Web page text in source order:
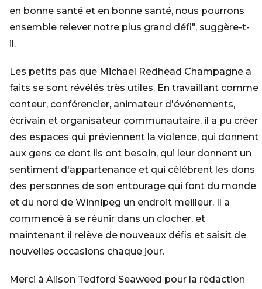
en bonne santé et en bonne santé, nous pourrons
ensemble relever notre plus grand défi", suggère-t-
il.
Les petits pas que Michael Redhead Champagne a
faits se sont révélés très utiles. En travaillant comme
conteur, conférencier, animateur d'événements,
écrivain et organisateur communautaire, il a pu créer
des espaces qui préviennent la violence, qui donnent
aux gens ce dont ils ont besoin, qui leur donnent un
sentiment d'appartenance et qui célèbrent les dons
des personnes de son entourage qui font du monde
et du nord de Winnipeg un endroit meilleur. Il a
commencé à se réunir dans un clocher, et
maintenant il relève de nouveaux défis et saisit de
nouvelles occasions chaque jour.
Merci à Alison Tedford Seaweed pour la rédaction